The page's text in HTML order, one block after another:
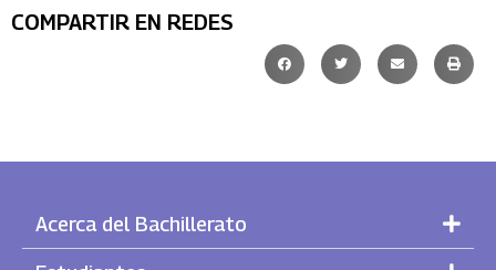
COMPARTIR EN REDES
Acerca del Bachillerato